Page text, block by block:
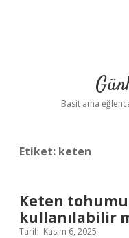
Basit ama
Etiket: keten
Keten
kullanılabilir
Tarih: Kasım 6, 2025